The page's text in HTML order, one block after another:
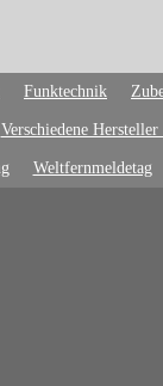
Funktechnik
Verschiedene
Weltfernmeldetag